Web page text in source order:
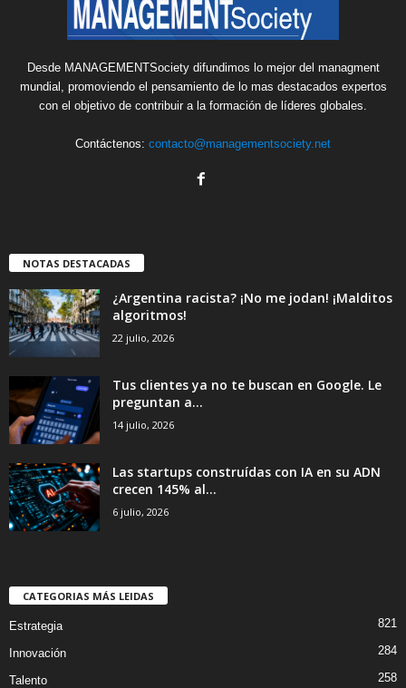
Desde MANAGEMENTSociety difundimos lo mejor del managment
mundial, promoviendo el pensamiento de lo mas destacados expertos
con el objetivo de contribuir a la formación de líderes globales.
Contáctenos: contacto@managementsociety.net
NOTAS DESTACADAS
¿Argentina racista? ¡No me jodan! ¡Malditos
algoritmos!
22 julio, 2026
Tus clientes ya no te buscan en Google. Le
preguntan a...
14 julio, 2026
Las startups construídas con IA en su ADN
crecen 145% al...
6 julio, 2026
CATEGORIAS MÁS LEIDAS
Estrategia 821
Innovación 284
Talento 258